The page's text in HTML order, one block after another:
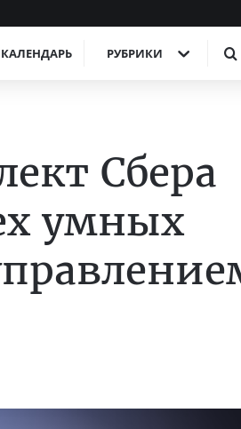
КАЛЕНДАРЬ РУБРИКИ
Сбера
умных